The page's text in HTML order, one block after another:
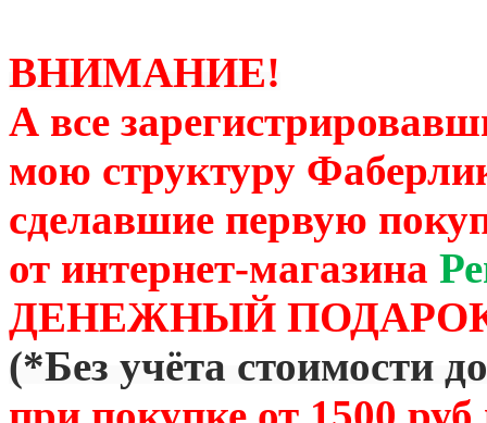
ВНИМАНИЕ!
А все
мою структуру
сделавшие первую
от интернет-магазина
ДЕНЕЖНЫЙ
(*Без учёта стоимости